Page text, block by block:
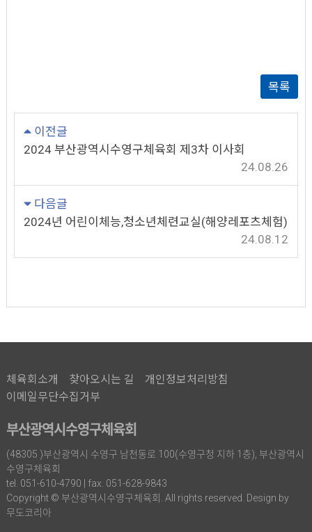
목록
이전글
2024 부산광역시수영구체육회 제3차 이사회
24.08.26
다음글
2024년 어린이체능,청소년체련교실(해양레포츠체험)
24.08.12
체육회소개 찾아오시는 길
개인정보처리방침
이메일무단수집거부
부산광역시수영구체육회
(48305 )부산광역시 수영구 남천동로 100(수영구청 지하 1층), 부산광역시
수영구체육회
tel. 051-610-4790 | fax. 051-628-9843
Copyright © 부산광역시수영구체육회. All rights reserved. Design by
무도코리아